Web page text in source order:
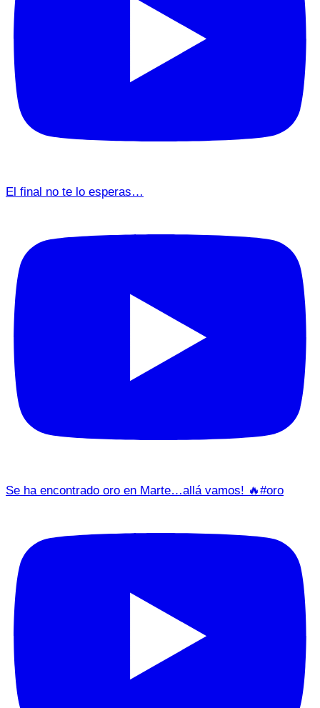
El final no te lo esperas…
Se ha encontrado oro en Marte…allá vamos! 🔥#oro